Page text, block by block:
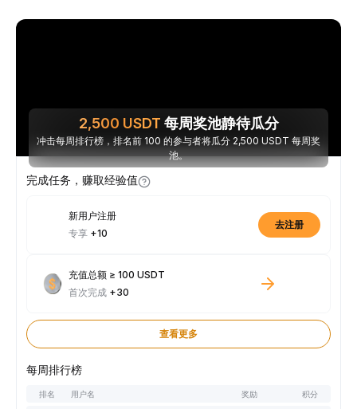
2,500 USDT 每周奖池静待瓜分
冲击每周排行榜，排名前 100 的参与者将瓜分 2,500 USDT 每周奖
池。
完成任务，赚取经验值
新用户注册
专享 +10
去注册
充值总额 ≥ 100 USDT
首次完成 +30
查看更多
每周排行榜
排名 用户名 奖励 积分